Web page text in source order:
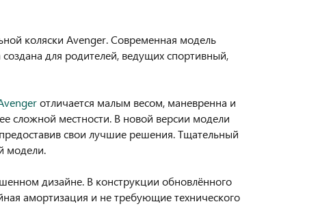
коляски Avenger. Современная модель
для родителей, ведущих спортивный,
отличается малым весом, маневренна и
сложной местности. В новой версии модели
свои лучшие решения. Тщательный
модели.
дизайне. В конструкции обновлённого
амортизация и не требующие технического